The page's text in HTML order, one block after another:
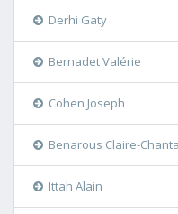
Derhi Gaty
Bernadet Valérie
Cohen Joseph
Benarous Claire-
Ittah Alain